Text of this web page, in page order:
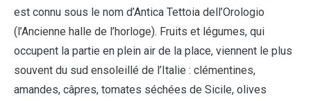
est connu sous le nom d’Antica Tettoia dell’Orologio
(l’Ancienne halle de l’horloge). Fruits et légumes, qui
occupent la partie en plein air de la place, viennent le plus
souvent du sud ensoleillé de l’Italie : clémentines,
amandes, câpres, tomates séchées de Sicile, olives